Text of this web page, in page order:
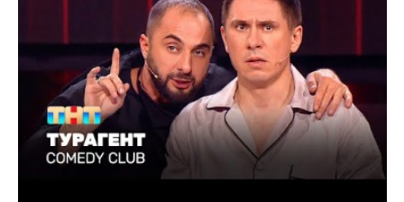
понятной.
нейтральное,
спокойное
впечатление.